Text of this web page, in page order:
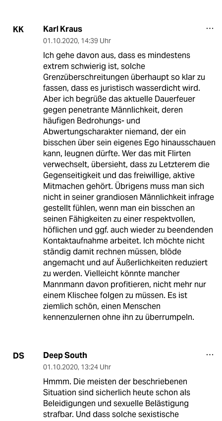
KK Karl Kraus
01.10.2020, 14:39 Uhr
Ich gehe davon aus, dass es mindestens
extrem schwierig ist, solche
Grenzüberschreitungen überhaupt so klar zu
fassen, dass es juristisch wasserdicht wird.
Aber ich begrüße das aktuelle Dauerfeuer
gegen penetrante Männlichkeit, deren
häufigen Bedrohungs- und
Abwertungscharakter niemand, der ein
bisschen über sein eigenes Ego hinausschauen
kann, leugnen dürfte. Wer das mit Flirten
verwechselt, übersieht, dass zu Letzterem die
Gegenseitigkeit und das freiwillige, aktive
Mitmachen gehört. Übrigens muss man sich
nicht in seiner grandiosen Männlichkeit infrage
gestellt fühlen, wenn man ein bisschen an
seinen Fähigkeiten zu einer respektvollen,
höflichen und ggf. auch wieder zu beendenden
Kontaktaufnahme arbeitet. Ich möchte nicht
ständig damit rechnen müssen, blöde
angemacht und auf Äußerlichkeiten reduziert
zu werden. Vielleicht könnte mancher
Mannmann davon profitieren, nicht mehr nur
einem Klischee folgen zu müssen. Es ist
ziemlich schön, einen Menschen
kennenzulernen ohne ihn zu überrumpeln.
DS Deep South
01.10.2020, 13:24 Uhr
Hmmm. Die meisten der beschriebenen
Situation sind sicherlich heute schon als
Beleidigungen und sexuelle Belästigung
strafbar. Und dass solche sexistische